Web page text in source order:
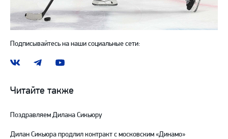
Подписывайтесь на наши социальные сети:
Наша
ВКонтакте
Наш
в
Telegram
Наш
YouTube
Читайте также
Поздравляем Дилана Сикьюру
Дилан Сикьюра продлил контракт с московским «Динамо»